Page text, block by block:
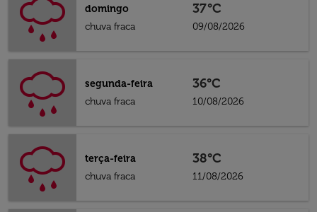
domingo
chuva fraca
37°C
09/08/2026
segunda-feira
chuva fraca
36°C
10/08/2026
terça-feira
chuva fraca
38°C
11/08/2026